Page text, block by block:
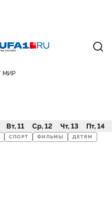
МИР
Вт, 11 Ср, 12 Чт, 13 Пт, 14
СПОРТ ФИЛЬМЫ ДЕТЯМ